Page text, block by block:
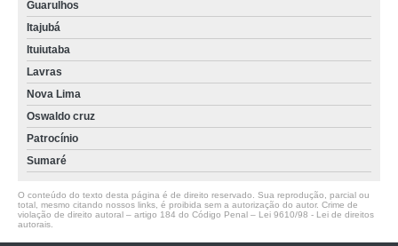
Guarulhos
Itajubá
Ituiutaba
Lavras
Nova Lima
Oswaldo cruz
Patrocínio
Sumaré
O conteúdo do texto desta página é de direito reservado. Sua reprodução, parcial ou
total, mesmo citando nossos links, é proibida sem a autorização do autor. Crime de
violação de direito autoral – artigo 184 do Código Penal – Lei 9610/98 - Lei de direitos
autorais